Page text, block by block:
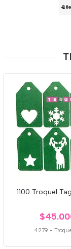
1100 Troquel
4279 -